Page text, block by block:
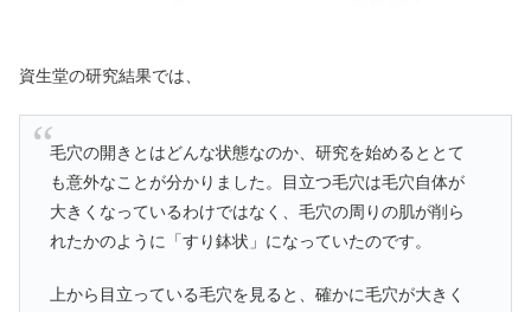
資生堂の研究結果では、
毛穴の開きとはどんな状態なのか、研究を始めるととて
も意外なことが分かりました。目立つ毛穴は毛穴自体が
大きくなっているわけではなく、毛穴の周りの肌が削ら
れたかのように「すり鉢状」になっていたのです。
上から目立っている毛穴を見ると、確かに毛穴が大きく